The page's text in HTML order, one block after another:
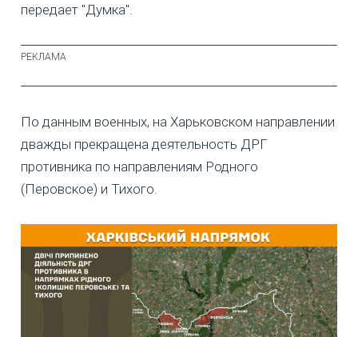
передает "Думка".
По данным военных, на Харьковском направлении
дважды прекращена деятельность ДРГ
противника по направлениям Родного
(Перовское) и Тихого.